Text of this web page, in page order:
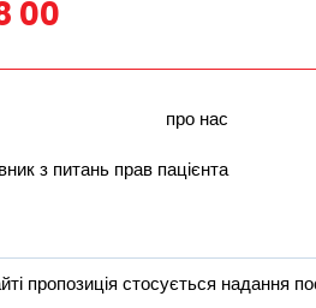
00
про нас
з питань прав пацієнта
пропозиція стосується надання